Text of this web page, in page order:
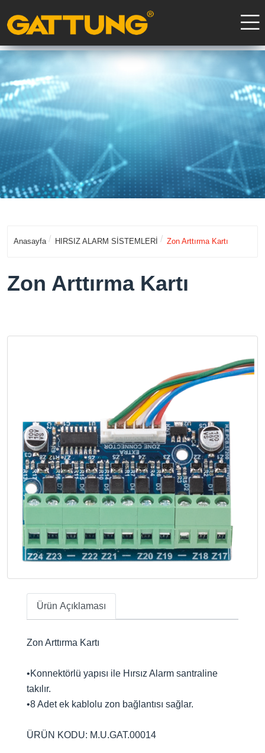
Anasayfa HIRSIZ ALARM SİSTEMLERİ Zon Arttırma Kartı
Zon Arttırma Kartı
Ürün Açıklaması
Zon Arttırma Kartı
•Konnektörlü yapısı ile Hırsız Alarm santraline
takılır.
•8 Adet ek kablolu zon bağlantısı sağlar.
ÜRÜN KODU: M.U.GAT.00014